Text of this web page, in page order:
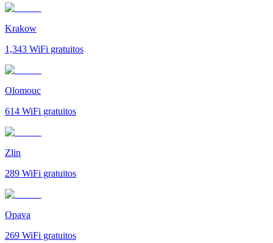
Krakow
1,343 WiFi gratuitos
Olomouc
614 WiFi gratuitos
Zlin
289 WiFi gratuitos
Opava
269 WiFi gratuitos